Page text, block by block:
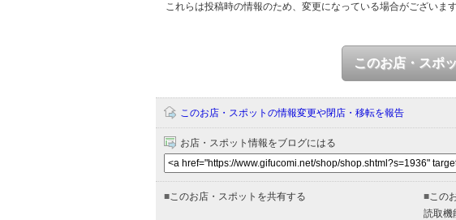
これらは投稿時の情報のため、変更になっている場合がございま
このお店・スポ
このお店・スポットの情報変更や閉店・移転を報告
お店・スポット情報をブログにはる
■このお店・スポットを共有する ■この
読取機